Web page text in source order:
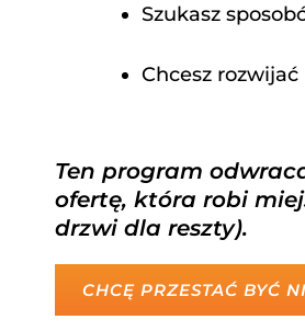
Szukasz
Chcesz rozwijać
Ten program
ofertę, która robi
drzwi dla reszty).
CHCĘ PRZESTAĆ BYĆ